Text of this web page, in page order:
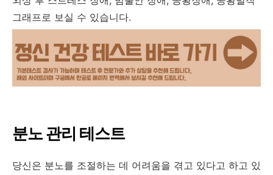
그래프로 보실 수 있습니다.
분노 관리 테스트
당신은 분노를 조절하는 데 어려움을 겪고 있다고 하고 있